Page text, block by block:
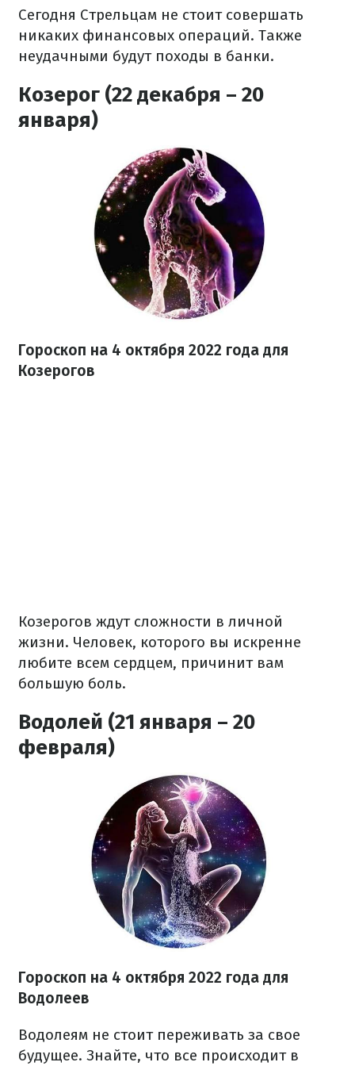
Сегодня Стрельцам не стоит совершать
никаких финансовых операций. Также
неудачными будут походы в банки.
Козерог (22 декабря – 20
января)
Гороскоп на 4 октября 2022 года для
Козерогов
Козерогов ждут сложности в личной
жизни. Человек, которого вы искренне
любите всем сердцем, причинит вам
большую боль.
Водолей (21 января – 20
февраля)
Гороскоп на 4 октября 2022 года для
Водолеев
Водолеям не стоит переживать за свое
будущее. Знайте, что все происходит в